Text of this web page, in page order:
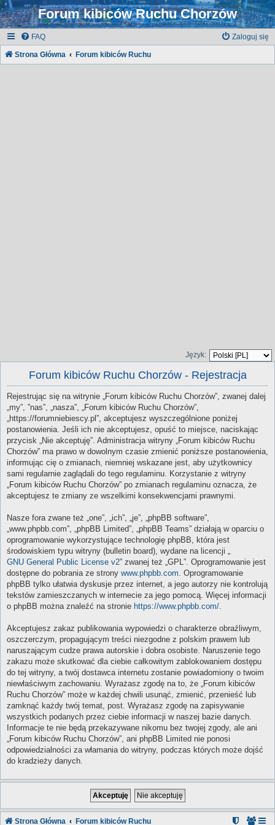
Forum kibiców Ruchu Chorzów
FAQ Zaloguj się
Strona Główna Forum kibiców Ruchu
Język:
Forum kibiców Ruchu Chorzów - Rejestracja
Rejestrując się na witrynie „Forum kibiców Ruchu Chorzów”, zwanej dalej
„my”, ”nas”, „nasza”, „Forum kibiców Ruchu Chorzów”,
„https://forumniebiescy.pl”, akceptujesz wyszczególnione poniżej
postanowienia. Jeśli ich nie akceptujesz, opuść to miejsce, naciskając
przycisk „Nie akceptuję”. Administracja witryny „Forum kibiców Ruchu
Chorzów” ma prawo w dowolnym czasie zmienić poniższe postanowienia,
informując cię o zmianach, niemniej wskazane jest, aby użytkownicy
sami regularnie zaglądali do tego regulaminu. Korzystanie z witryny
„Forum kibiców Ruchu Chorzów” po zmianach regulaminu oznacza, że
akceptujesz te zmiany ze wszelkimi konsekwencjami prawnymi.
Nasze fora zwane też „one”, „ich”, „je”, „phpBB software”,
„www.phpbb.com”, „phpBB Limited”, „phpBB Teams” działają w oparciu o
oprogramowanie wykorzystujące technologię phpBB, która jest
środowiskiem typu witryny (bulletin board), wydane na licencji „
GNU General Public License v2” zwanej też „GPL”. Oprogramowanie jest
dostępne do pobrania ze strony www.phpbb.com. Oprogramowanie
phpBB tylko ułatwia dyskusje przez internet, a jego autorzy nie kontrolują
tekstów zamieszczanych w internecie za jego pomocą. Więcej informacji
o phpBB można znaleźć na stronie https://www.phpbb.com/.
Akceptujesz zakaz publikowania wypowiedzi o charakterze obraźliwym,
oszczerczym, propagującym treści niezgodne z polskim prawem lub
naruszającym cudze prawa autorskie i dobra osobiste. Naruszenie tego
zakazu może skutkować dla ciebie całkowitym zablokowaniem dostępu
do tej witryny, a twój dostawca internetu zostanie powiadomiony o twoim
niewłaściwym zachowaniu. Wyrażasz zgodę na to, że „Forum kibiców
Ruchu Chorzów” może w każdej chwili usunąć, zmienić, przenieść lub
zamknąć każdy twój temat, post. Wyrażasz zgodę na zapisywanie
wszystkich podanych przez ciebie informacji w naszej bazie danych.
Informacje te nie będą przekazywane nikomu bez twojej zgody, ale ani
„Forum kibiców Ruchu Chorzów”, ani phpBB Limited nie ponosi
odpowiedzialności za włamania do witryny, podczas których może dojść
do kradzieży danych.
Strona Główna Forum kibiców Ruchu